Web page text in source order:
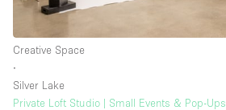
Creative Space
∙
Silver Lake
Private Loft Studio | Small Events & Pop-Ups